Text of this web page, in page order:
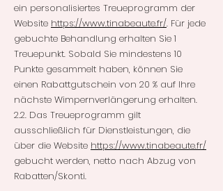
ein personalisiertes Treueprogramm der
Website https://www.tinabeaute.fr/. Für jede
gebuchte Behandlung erhalten Sie 1
Treuepunkt. Sobald Sie mindestens 10
Punkte gesammelt haben, können Sie
einen Rabattgutschein von 20 % auf Ihre
nächste Wimpernverlängerung erhalten.
2.2. Das Treueprogramm gilt
ausschließlich für Dienstleistungen, die
über die Website https://www.tinabeaute.fr/
gebucht werden, netto nach Abzug von
Rabatten/Skonti.